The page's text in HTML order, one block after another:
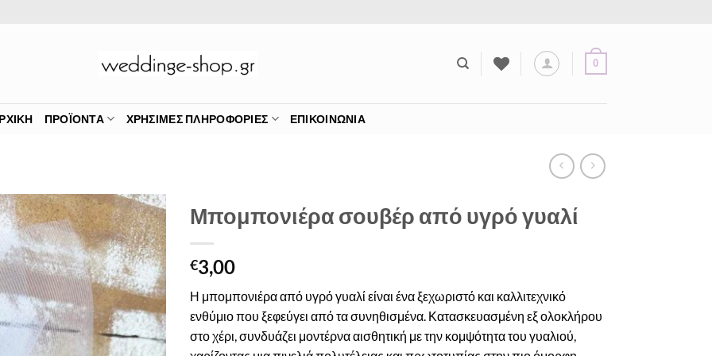
0
ΠΡΟΪΌΝΤΑ ΧΡΉΣΙΜΕΣ ΠΛΗΡΟΦΟΡΊΕΣ ΕΠΙΚΟΙΝΩΝΊΑ
Πρόσθήκη
στην λίστα
επιθυμιών
Μπομπονιέρα σουβέρ από υγρό γυαλί
€3,00
Η μπομπονιέρα από υγρό γυαλί είναι ένα ξεχωριστό και καλλιτεχνικό
ενθύμιο που ξεφεύγει από τα συνηθισμένα. Κατασκευασμένη εξ ολοκλήρου
στο χέρι, συνδυάζει μοντέρνα αισθητική με την κομψότητα του γυαλιού,